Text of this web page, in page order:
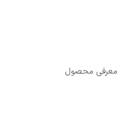
معرفی محصول